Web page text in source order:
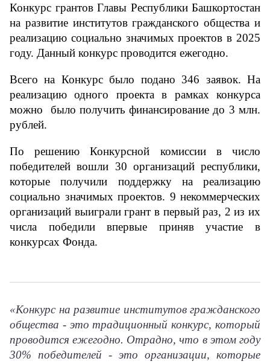
Конкурс грантов Главы Республики Башкортостан
на развитие институтов гражданского общества и
реализацию социально значимых проектов в 2025
году. Данный конкурс проводится ежегодно.
Всего на Конкурс было подано 346 заявок. На
реализацию одного проекта в рамках конкурса
можно  было получить финансирование до 3 млн.
рублей.
По решению Конкурсной комиссии в число
победителей вошли 30 организаций республики,
которые получили поддержку на реализацию
социально значимых проектов. 9 некоммерческих
организаций выиграли грант в первый раз, 2 из их
числа победили впервые приняв участие в
конкурсах Фонда.
«Конкурс на развитие институтов гражданского
общества - это традиционный конкурс, который
проводится ежегодно. Отрадно, что в этом году
30% победителей - это организации, которые